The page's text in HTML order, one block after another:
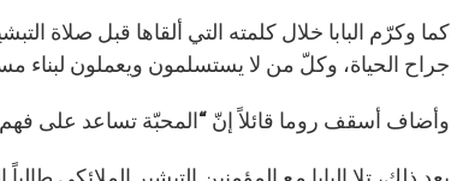
كما وكرّم البابا خلال كلمته التي ألقاها قبل صلاة
جراح الحياة، وكلّ من لا يستسلمون ويعملون لبناء
وأضاف أسقف روما قائلاً إنّ “المحبّة تساعد على فهم